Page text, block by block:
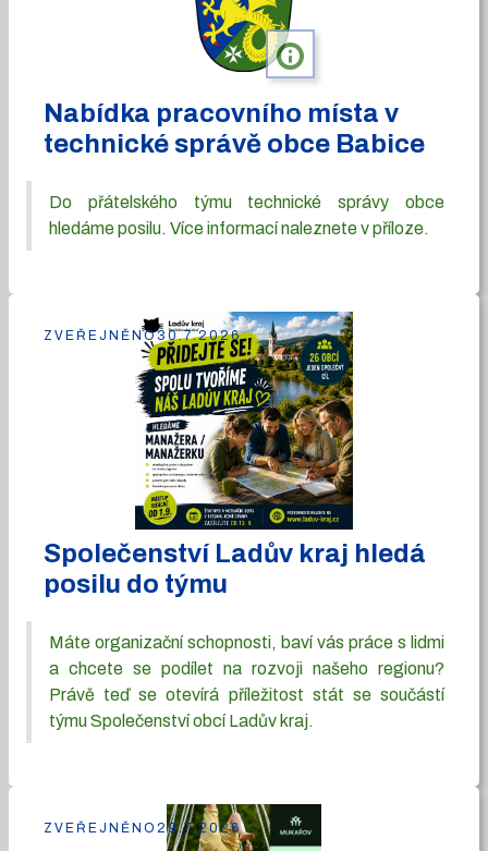
info
Nabídka pracovního místa v
technické správě obce Babice
Do přátelského týmu technické správy obce
hledáme posilu. Více informací naleznete v příloze.
Společenství Ladův kraj hledá
posilu do týmu
Máte organizační schopnosti, baví vás práce s lidmi
a chcete se podílet na rozvoji našeho regionu?
Právě teď se otevírá příležitost stát se součástí
týmu Společenství obcí Ladův kraj.
ZVEŘEJNĚNO30.7.2026
ZVEŘEJNĚNO 29.7.2026